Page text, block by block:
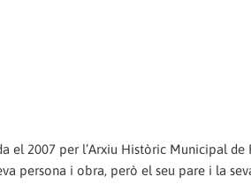
el 2007 per l’Arxiu Històric Municipal de
persona i obra, però el seu pare i la